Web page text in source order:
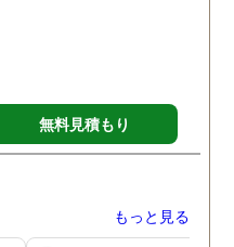
無料見積もり
もっと見る